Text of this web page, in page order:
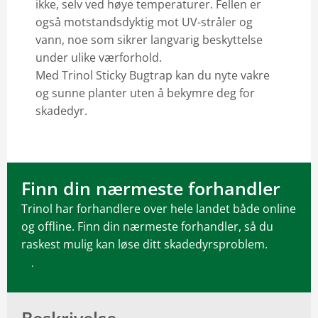
ikke, selv ved høye temperaturer. Fellen er
også motstandsdyktig mot UV-stråler og
vann, noe som sikrer langvarig beskyttelse
under ulike værforhold.
Med Trinol Sticky Bugtrap kan du nyte vakre
og sunne planter uten å bekymre deg for
skadedyr.
Finn din nærmeste forhandler
Trinol har forhandlere over hele landet både online
og offline. Finn din nærmeste forhandler, så du
raskest mulig kan løse ditt skadedyrsproblem.
Finn din nærmeste forhandler